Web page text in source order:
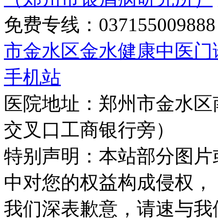
免费专线：
市金水区金水健康中医
手机站
医院地址：郑州市金水
交叉口工商银行旁）
特别声明：本站部分图
中对您的权益构成侵权，
我们深表歉意，请速与